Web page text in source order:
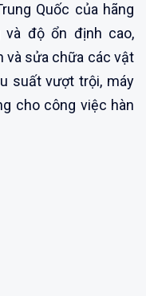
Quốc của hãng
độ ổn định cao,
và sửa chữa các vật
suất vượt trội, máy
cho công việc hàn